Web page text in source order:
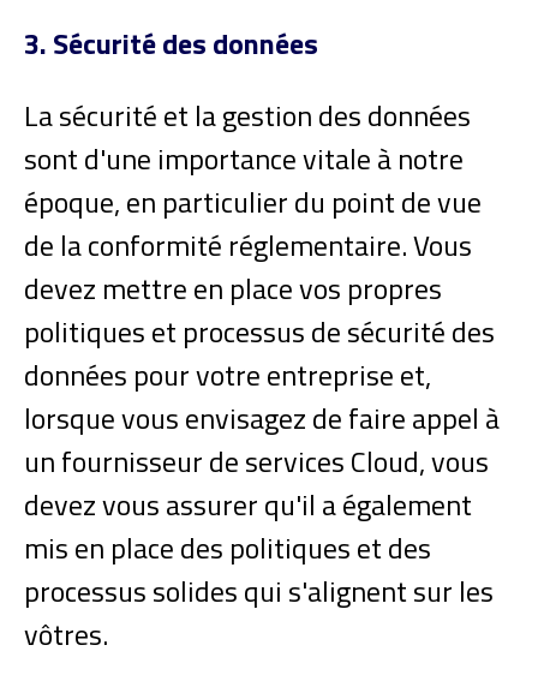
3. Sécurité des données
La sécurité et la gestion des données
sont d'une importance vitale à notre
époque, en particulier du point de vue
de la conformité réglementaire. Vous
devez mettre en place vos propres
politiques et processus de sécurité des
données pour votre entreprise et,
lorsque vous envisagez de faire appel à
un fournisseur de services Cloud, vous
devez vous assurer qu'il a également
mis en place des politiques et des
processus solides qui s'alignent sur les
vôtres.